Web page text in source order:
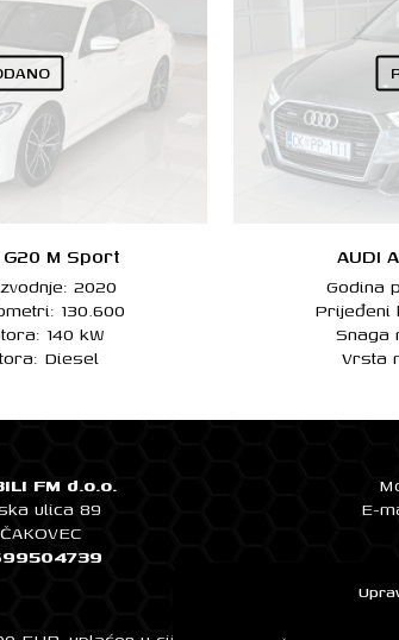
M Sport
2020
130.600
140 kW
Diesel
AUDI
Godina
Prijeđeni
Snaga
Vrsta
FM d.o.o.
ulica 89
E-